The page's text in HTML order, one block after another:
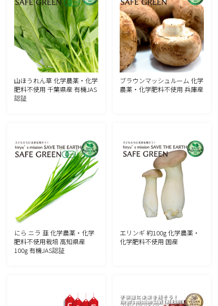
山ほうれん草 化学農薬・化学
肥料不使用 千葉県産 有機JAS
認証
ブラウンマッシュルーム 化学
農薬・化学肥料不使用 兵庫産
にら ニラ 韮 化学農薬・化学
肥料不使用栽培 高知県産
100g 有機JAS認証
エリンギ 約100g 化学農薬・
化学肥料不使用 国産